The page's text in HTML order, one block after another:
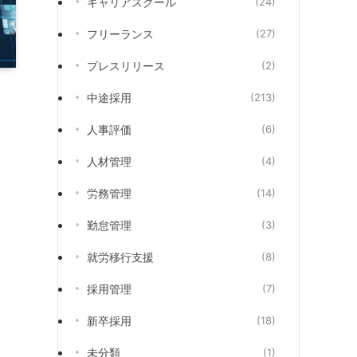
フリーランス (27)
プレスリリース (2)
中途採用 (213)
人事評価 (6)
人材管理 (4)
労務管理 (14)
勤怠管理 (3)
就労移行支援 (8)
採用管理 (7)
新卒採用 (18)
未分類 (1)